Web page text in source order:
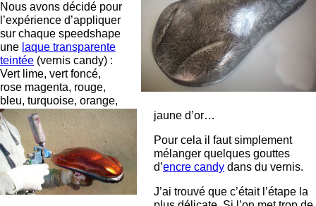
Nous avons décidé pour
l’expérience d’appliquer
sur chaque speedshape
une laque transparente
teintée (vernis candy) :
Vert lime, vert foncé,
rose magenta, rouge,
bleu, turquoise, orange,
jaune d’or…
Pour cela il faut simplement
mélanger quelques gouttes
d’encre candy dans du vernis.
J’ai trouvé que c’était l’étape la